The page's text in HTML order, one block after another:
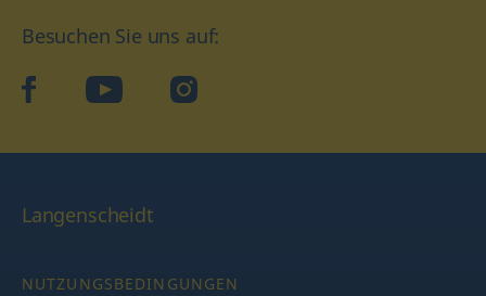
Besuchen Sie uns auf:
facebookYouTube Instagram
Langenscheidt
NUTZUNGSBEDINGUNGEN